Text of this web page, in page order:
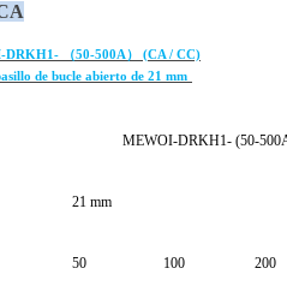
DRKH1- （50-500A） (CA / CC)
de bucle abierto de 21 mm
MEWOI-DRKH1- (50-
21 mm
50 100 200